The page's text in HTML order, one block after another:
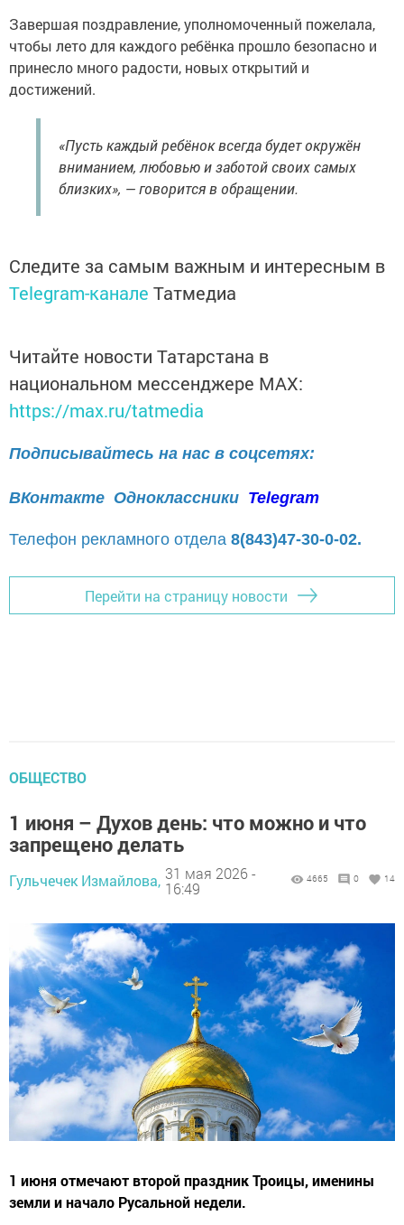
Завершая поздравление, уполномоченный пожелала,
чтобы лето для каждого ребёнка прошло безопасно и
принесло много радости, новых открытий и
достижений.
«Пусть каждый ребёнок всегда будет окружён
вниманием, любовью и заботой своих самых
близких», — говорится в обращении.
Следите за самым важным и интересным в
Telegram-канале Татмедиа
Читайте новости Татарстана в
национальном мессенджере MАХ:
https://max.ru/tatmedia
Подписывайтесь на нас в соцсетях:
ВКонтакте Одноклассники Telegram
Телефон рекламного отдела 8(843)47-30-0-02.
Перейти на страницу новости
ОБЩЕСТВО
1 июня – Духов день: что можно и что
запрещено делать
Гульчечек Измайлова, 31 мая 2026 -
16:49
4665 0 14
1 июня отмечают второй праздник Троицы, именины
земли и начало Русальной недели.